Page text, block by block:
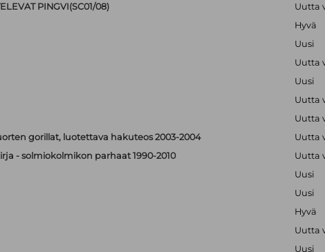
PINGVI(SC01/08)
Uutta
Hyvä
Uusi
Uutta
Uusi
Uutta
Uutta
gorillat, luotettava hakuteos 2003-2004
Uutta
- solmiokolmikon parhaat 1990-2010
Uutta
Uusi
Uusi
Hyvä
Uutta
Uusi